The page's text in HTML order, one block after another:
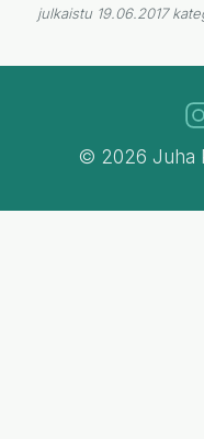
julkaistu 19.06.2017
© 2026 Juha